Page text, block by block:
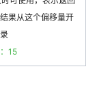
果从这个偏移量开
15